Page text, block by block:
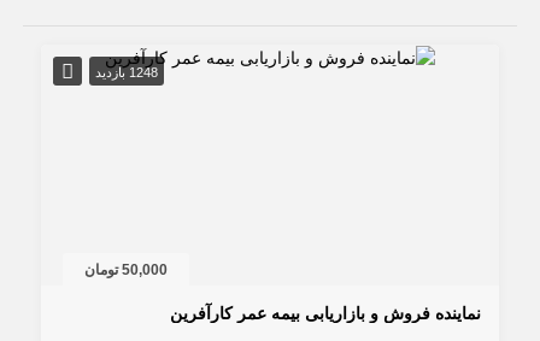
1248 بازدید
50,000 تومان
نماینده فروش و بازاریابی بیمه عمر کارآفرین